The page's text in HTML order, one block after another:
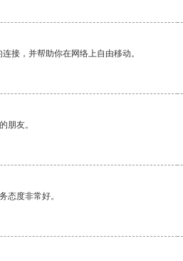
接，并帮助你在网络上自由移动。
朋友。
态度非常好。